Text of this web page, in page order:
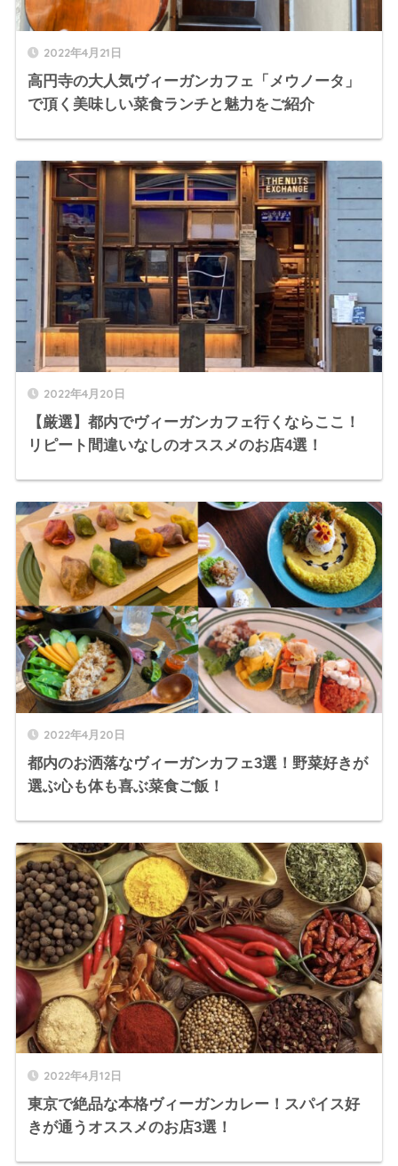
2022年4月21日
高円寺の大人気ヴィーガンカフェ「メウノータ」
で頂く美味しい菜食ランチと魅力をご紹介
2022年4月20日
【厳選】都内でヴィーガンカフェ行くならここ！
リピート間違いなしのオススメのお店4選！
2022年4月20日
都内のお洒落なヴィーガンカフェ3選！野菜好きが
選ぶ心も体も喜ぶ菜食ご飯！
2022年4月12日
東京で絶品な本格ヴィーガンカレー！スパイス好
きが通うオススメのお店3選！